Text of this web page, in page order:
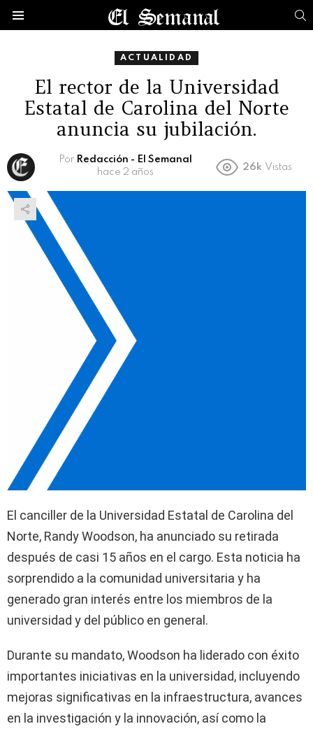
ACTUALIDAD
El rector de la Universidad
Estatal de Carolina del Norte
anuncia su jubilación.
Por Redacción - El Semanal
hace 2 años
26k Vistas
El canciller de la Universidad Estatal de Carolina del
Norte, Randy Woodson, ha anunciado su retirada
después de casi 15 años en el cargo. Esta noticia ha
sorprendido a la comunidad universitaria y ha
generado gran interés entre los miembros de la
universidad y del público en general.
Durante su mandato, Woodson ha liderado con éxito
importantes iniciativas en la universidad, incluyendo
mejoras significativas en la infraestructura, avances
en la investigación y la innovación, así como la